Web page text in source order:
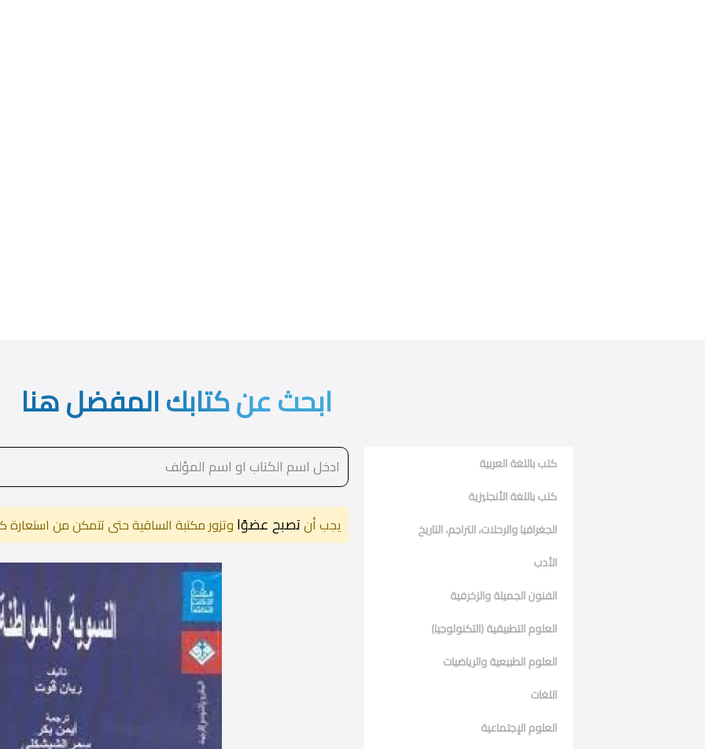
ابحث عن كتابك المفضل هنا
كتب باللغة العربية
كتب باللغة الأنجليزية
الجغرافيا والرحلات، التراجم، التاريخ
الأدب
الفنون الجميلة والزخرفية
العلوم التطبيقية (التكنولوجيا)
العلوم الطبيعية والرياضيات
اللغات
العلوم الإجتماعية
يجب أنتصبح عضوًا وتزور مكتبة الساقية حتى تتمكن من استعارة